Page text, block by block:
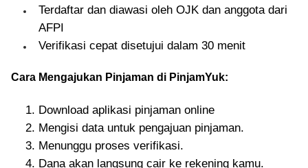
Terdaftar dan diawasi oleh OJK dan anggota dari
AFPI
Verifikasi cepat disetujui dalam 30 menit
Cara Mengajukan Pinjaman di PinjamYuk:
Download aplikasi pinjaman online
Mengisi data untuk pengajuan pinjaman.
Menunggu proses verifikasi.
Dana akan langsung cair ke rekening kamu.